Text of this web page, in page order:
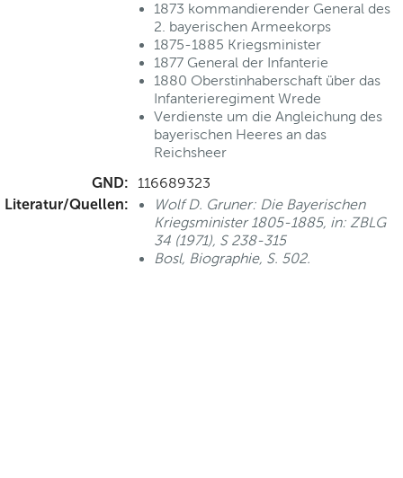
1873 kommandierender General des
2. bayerischen Armeekorps
1875-1885 Kriegsminister
1877 General der Infanterie
1880 Oberstinhaberschaft über das
Infanterieregiment Wrede
Verdienste um die Angleichung des
bayerischen Heeres an das
Reichsheer
GND: 116689323
Literatur/Quellen:
Wolf D. Gruner: Die Bayerischen
Kriegsminister 1805-1885, in: ZBLG
34 (1971), S 238-315
Bosl, Biographie, S. 502.